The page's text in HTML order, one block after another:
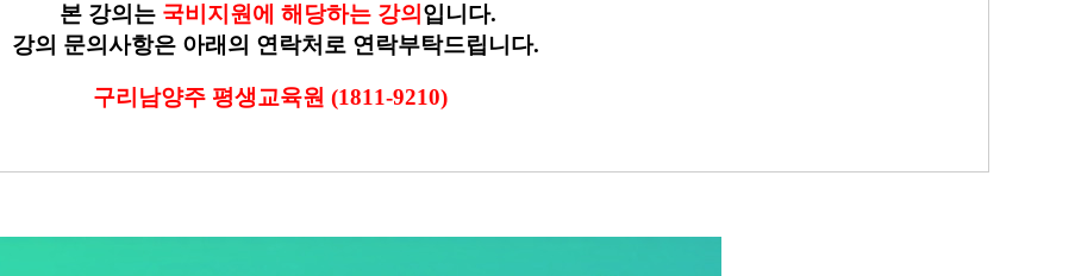
본 강의는 국비지원에 해당하는 강의 입니다.
강의 문의사항은 아래의 연락처로 연락부탁드립니다.
구리남양주 평생교육원 (1811-9210)